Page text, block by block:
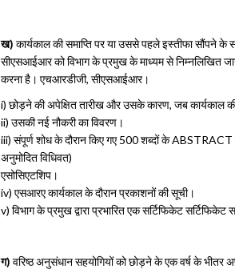
ख) कार्यकाल की समाप्ति पर या उससे पहले इस्तीफा सौंपने
सीएसआईआर को विभाग के प्रमुख के माध्यम से निम्नलिखित
करना है। एचआरडीजी, सीएसआईआर।
i) छोड़ने की अपेक्षित तारीख और उसके कारण, जब कार्यकाल
ii) उसकी नई नौकरी का विवरण।
iii) संपूर्ण शोध के दौरान किए गए 500 शब्दों के ABSTRACT
अनुमोदित विधिवत)
एसोसिएटशिप।
iv) एसआरए कार्यकाल के दौरान प्रकाशनों की सूची।
v) विभाग के प्रमुख द्वारा प्रभारित एक सर्टिफिकेट
ग) वरिष्ठ अनुसंधान सहयोगियों को छोड़ने के एक वर्ष के भीतर